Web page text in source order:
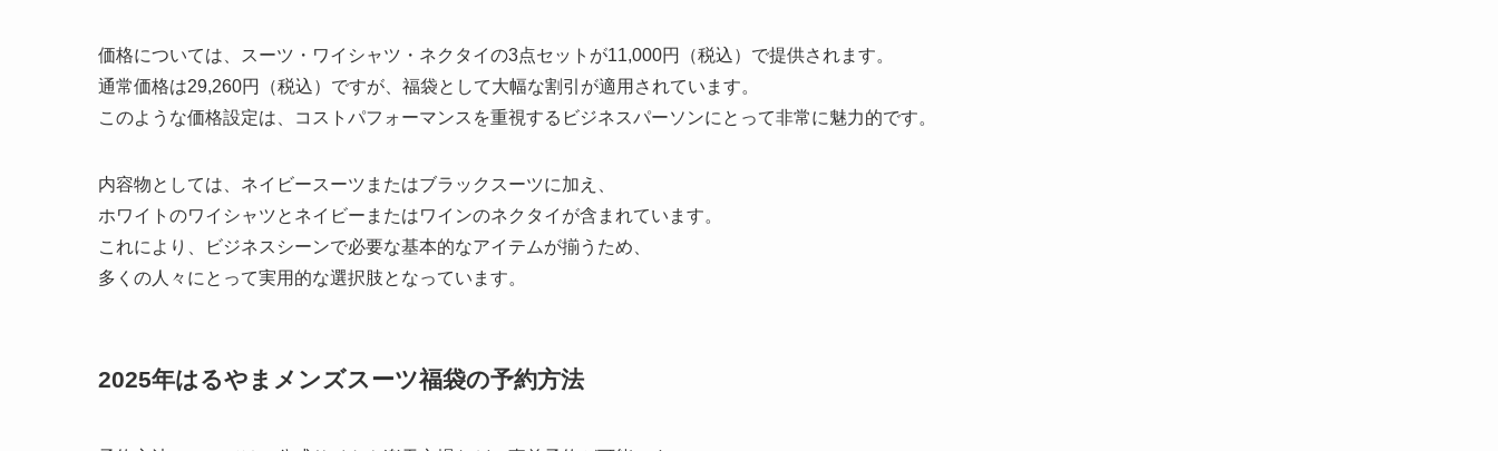
価格については、スーツ・ワイシャツ・ネクタイの3点セットが11,000円（税込）で提供されます。
通常価格は29,260円（税込）ですが、福袋として大幅な割引が適用されています。
このような価格設定は、コストパフォーマンスを重視するビジネスパーソンにとって非常に魅力的です。
内容物としては、ネイビースーツまたはブラックスーツに加え、
ホワイトのワイシャツとネイビーまたはワインのネクタイが含まれています。
これにより、ビジネスシーンで必要な基本的なアイテムが揃うため、
多くの人々にとって実用的な選択肢となっています。
2025年はるやまメンズスーツ福袋の予約方法